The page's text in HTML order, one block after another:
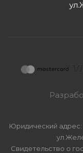
Юридический адрес:
Свидетельство о